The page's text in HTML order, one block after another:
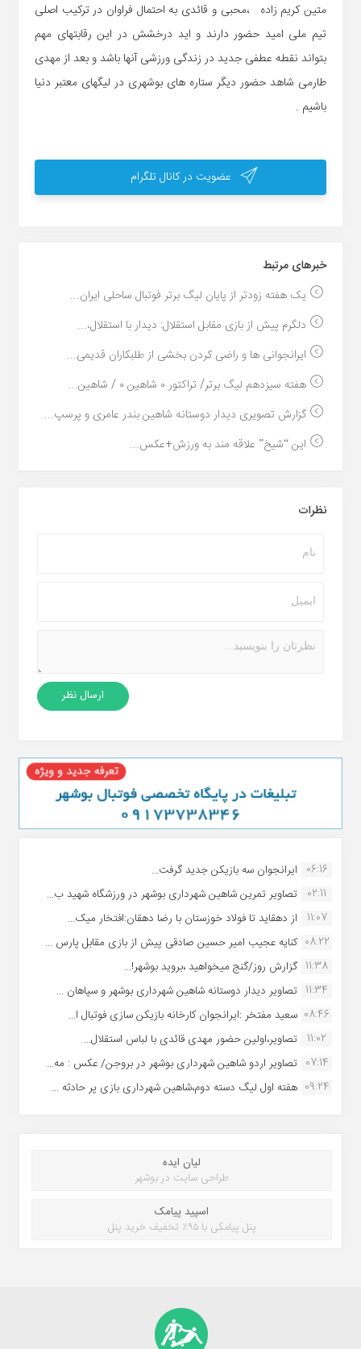
متین کریم زاده ،محبی و قائدی به احتمال فراوان در ترکیب اصلی
تیم ملی امید حضور دارند و اید درخشش در این رقابتهای مهم
بتواند نقطه عطفی جدید در زندگی ورزشی آنها باشد و بعد از مهدی
طارمی شاهد حضور دیگر ستاره های بوشهری در لیگهای معتبر دنیا
باشیم .
عضویت در کانال تلگرام
خبر‌های مرتبط
یک هفته زودتر از پایان لیگ برتر فوتبال ساحلی ایران...
دلگرم پیش از بازی مقابل استقلال: دیدار با استقلال،...
ایرانجوانی ها و راضی کردن بخشی از طلبکاران قدیمی...
هفته سیزدهم لیگ برتر/ تراکتور ۰ شاهین ۰ / شاهین...
گزارش تصویری دیدار دوستانه شاهین بندر عامری و پرسپ...
این “شیخ” علاقه مند به ورزش+عکس...
نظرات
06:16 ایرانجوان سه بازیکن جدید گرفت...
02:11
تصاویر تمرین شاهین شهردارى بوشهر در ورزشگاه شهید ب...
11:07
از دهقاید تا فولاد خوزستان با رضا دهقان:افتخار میک...
08:22 کنایه عجیب امیر حسین صادقی پیش از بازی مقابل پارس ...
11:38 گزارش روز/گنج میخواهید ،بروید بوشهر!...
11:34 تصاویر دیدار دوستانه شاهین شهردارى بوشهر و سپاهان ...
08:46 سعید مفتخر :ایرانجوان کارخانه بازیکن سازی فوتبال ا...
11:02
تصاویر،اولین حضور مهدی قائدی با لباس استقلال...
07:14 تصاویر اردو شاهین شهرداری بوشهر در بروجن/ عکس : مه...
09:24 هفته اول لیگ دسته دوم،شاهین شهرداری بازی پر حادثه ...
لیان ایده
طراحی سایت در بوشهر
اسپید پیامک
پنل پیامکی با ۹۵٪ تخفیف خرید پنل